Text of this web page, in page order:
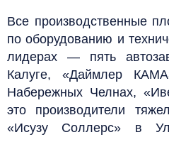
Все производственные
по оборудованию и
лидерах — пять
Калуге, «Даймлер
Набережных Челнах,
это производители
«Исузу Соллерс» в